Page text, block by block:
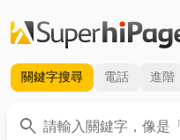
關鍵字搜尋 電話 進階
search
關鍵字